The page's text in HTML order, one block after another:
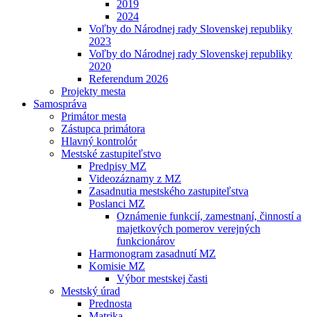
2019
2024
Voľby do Národnej rady Slovenskej republiky
2023
Voľby do Národnej rady Slovenskej republiky
2020
Referendum 2026
Projekty mesta
Samospráva
Primátor mesta
Zástupca primátora
Hlavný kontrolór
Mestské zastupiteľstvo
Predpisy MZ
Videozáznamy z MZ
Zasadnutia mestského zastupiteľstva
Poslanci MZ
Oznámenie funkcií, zamestnaní, činností a
majetkových pomerov verejných
funkcionárov
Harmonogram zasadnutí MZ
Komisie MZ
Výbor mestskej časti
Mestský úrad
Prednosta